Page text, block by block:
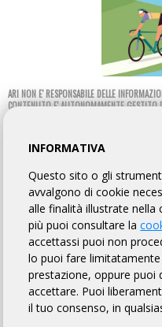
ARI NON E' RESPONSABILE DELLE
CONTENUTO E' AUTONOMAMENTE GESTITO
RANDO GRAVEL
Mtb Puglia
INFORMAZIONI
MAPPA
FOTO GALLERY
INFORMATIVA
Questo sito o gli
avvalgono di cookie
alle finalità illustrate nella
più puoi consultare la
accettassi puoi non
lo puoi fare
prestazione, oppure puoi
accettare. Puoi
il tuo consenso, in